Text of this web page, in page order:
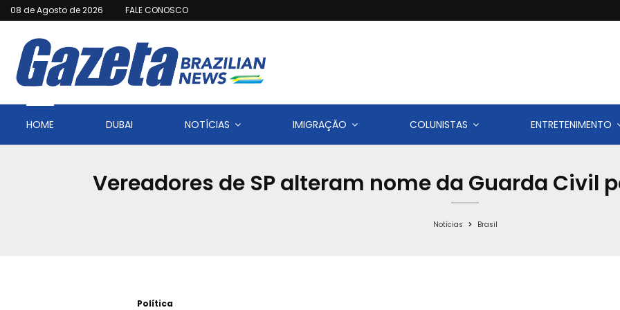
08 de Agosto de 2026 FALE CONOSCO
HOME DUBAI NOTÍCIAS IMIGRAÇÃO COLUNISTAS ENTRETENIMENTO
Vereadores de SP alteram nome da Guarda Civil
Notícias Brasil
Política